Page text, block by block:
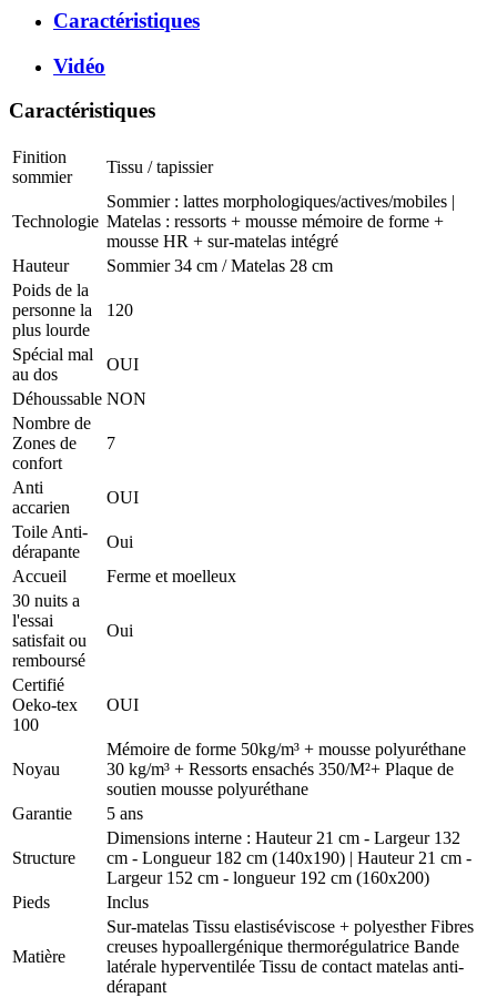
Caractéristiques
Vidéo
Caractéristiques
Finition
sommier
Tissu / tapissier
Technologie
Sommier : lattes morphologiques/actives/mobiles |
Matelas : ressorts + mousse mémoire de forme +
mousse HR + sur-matelas intégré
Hauteur
Sommier 34 cm / Matelas 28 cm
Poids de la
personne la
plus lourde
120
Spécial mal
au dos
OUI
Déhoussable NON
Nombre de
Zones de
confort
7
Anti
accarien
OUI
Toile Anti-
dérapante
Oui
Accueil
Ferme et moelleux
30 nuits a
l'essai
satisfait ou
remboursé
Oui
Certifié
Oeko-tex
100
OUI
Noyau
Mémoire de forme 50kg/m³ + mousse polyuréthane
30 kg/m³ + Ressorts ensachés 350/M²+ Plaque de
soutien mousse polyuréthane
Garantie
5 ans
Structure
Dimensions interne : Hauteur 21 cm - Largeur 132
cm - Longueur 182 cm (140x190) | Hauteur 21 cm -
Largeur 152 cm - longueur 192 cm (160x200)
Pieds
Inclus
Matière
Sur-matelas Tissu elastiséviscose + polyesther Fibres
creuses hypoallergénique thermorégulatrice Bande
latérale hyperventilée Tissu de contact matelas anti-
dérapant